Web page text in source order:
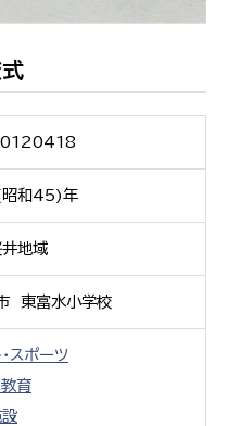
和45)年
井地域
東富水小学校
スポーツ
教育
設